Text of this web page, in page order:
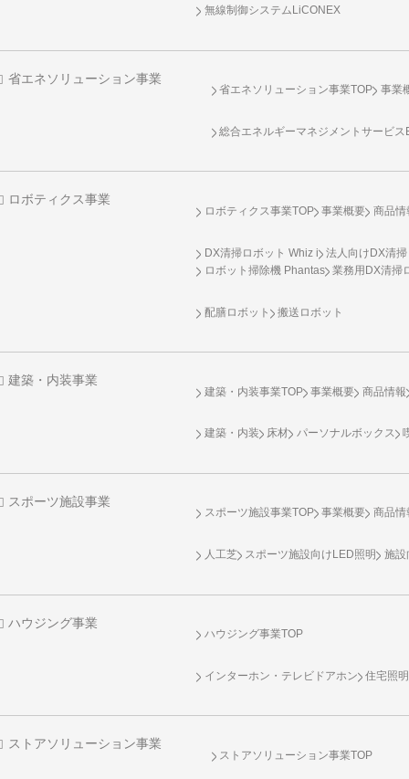
無線制御システム LiCONEX
省エネソリューション事業
省エネソリューション事業TOP 事業
総合エネルギーマネジメントサービ
ロボティクス事業
ロボティクス事業TOP 事業概要 商品情
DX清掃ロボット Whiz i
法人向けDX清
ロボット掃除機 Phantas
業務用DX清掃
配膳ロボット 搬送ロボット
建築・内装事業
建築・内装事業TOP 事業概要 商品情報
建築・内装 床材 パーソナルボックス
スポーツ施設事業
スポーツ施設事業TOP 事業概要 商品情
人工芝 スポーツ施設向け LED照明 施設
ハウジング事業
ハウジング事業TOP
インターホン・テレビドアホン 住宅照明
ストアソリューション事業
ストアソリューション事業TOP